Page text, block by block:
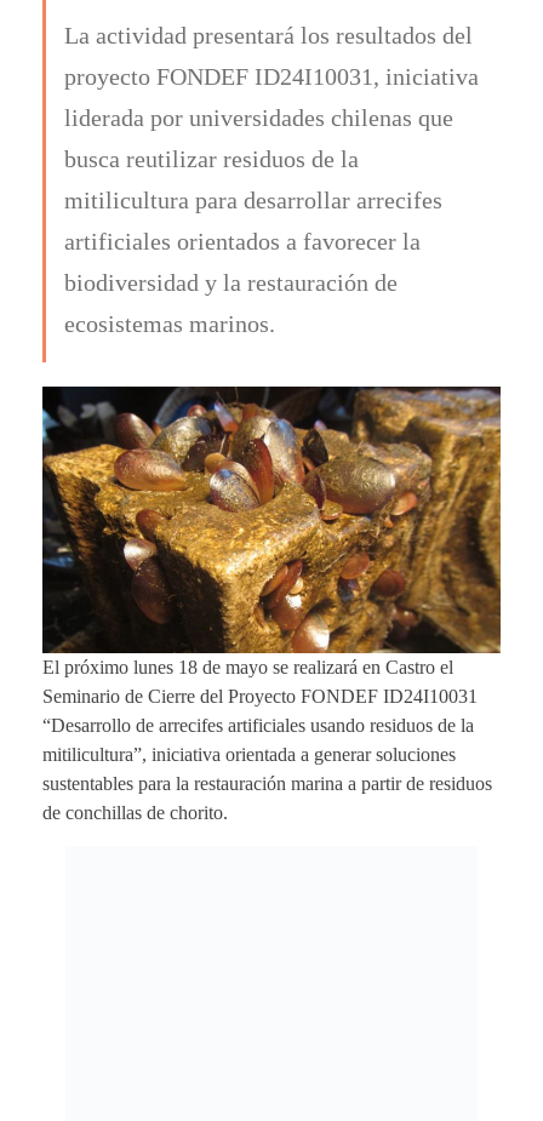
La actividad presentará los resultados del
proyecto FONDEF ID24I10031, iniciativa
liderada por universidades chilenas que
busca reutilizar residuos de la
mitilicultura para desarrollar arrecifes
artificiales orientados a favorecer la
biodiversidad y la restauración de
ecosistemas marinos.
El próximo lunes 18 de mayo se realizará en Castro el
Seminario de Cierre del Proyecto FONDEF ID24I10031
“Desarrollo de arrecifes artificiales usando residuos de la
mitilicultura”, iniciativa orientada a generar soluciones
sustentables para la restauración marina a partir de residuos
de conchillas de chorito.